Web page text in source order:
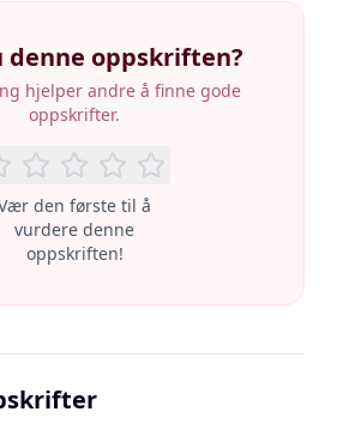
denne oppskriften?
hjelper andre å finne gode
oppskrifter.
den første til å
vurdere denne
oppskriften!